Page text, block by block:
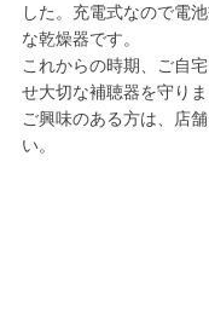
した。充電式なので電
な乾燥器です。
これからの時期、ご自
せ大切な補聴器を守りま
ご興味のある方は、店
い。